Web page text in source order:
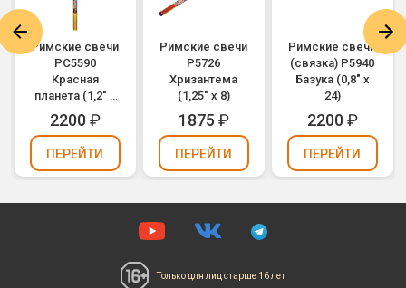
Римские свечи
РС5590
Красная
планета (1,2" х
10)
2200₽
ПЕРЕЙТИ
Римские свечи
Р5726
Хризантема
(1,25" х 8)
1875 ₽
ПЕРЕЙТИ
Римские свечи
(связка) Р5940
Базука (0,8" х
24)
2200₽
ПЕРЕЙТИ
Только для лицстарше 16 лет